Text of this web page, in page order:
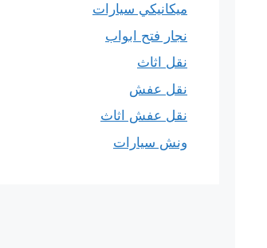
ميكانيكي سيارات
نجار فتح ابواب
نقل اثاث
نقل عفش
نقل عفش اثاث
ونش سيارات